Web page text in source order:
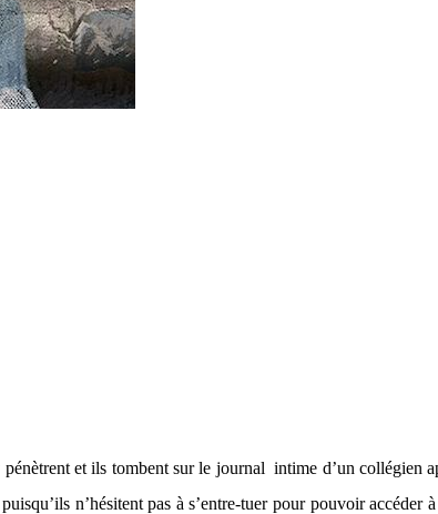
pénètrent et ils tombent sur le journal intime d’un collégien
n’hésitent pas à s’entre-tuer pour pouvoir accéder